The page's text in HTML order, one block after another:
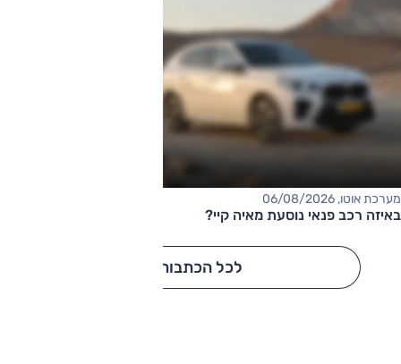
מערכת אוטו, 06/08/2026
באיזה רכב פנאי נוסעת מאיה קיי?
לכל הכתבות